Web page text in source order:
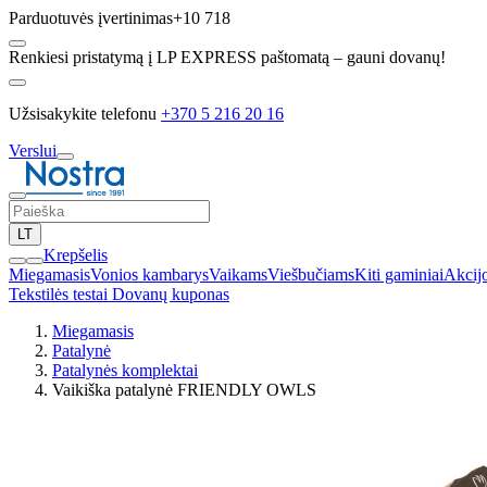
Parduotuvės įvertinimas+10 718
Renkiesi pristatymą į LP EXPRESS paštomatą – gauni dovanų!
Užsisakykite telefonu +370 5 216 20 16
Verslui
LT
Krepšelis
MiegamasisVonios kambarysVaikamsViešbučiamsKiti gaminiai
Tekstilės testai Dovanų kuponas
Miegamasis
Patalynė
Patalynės komplektai
Vaikiška patalynė FRIENDLY OWLS